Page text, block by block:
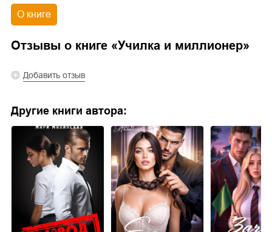
О книге
Отзывы о книге «Училка и миллионер»
Добавить отзыв
Другие книги автора: